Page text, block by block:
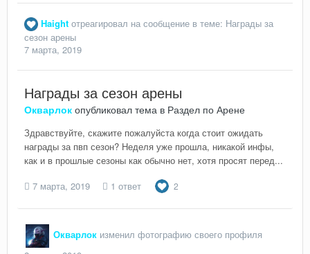
Haight отреагировал на сообщение в теме: Награды за
сезон арены
7 марта, 2019
Награды за сезон арены
Окварлок опубликовал тема в Раздел по Арене
Здравствуйте, скажите пожалуйста когда стоит ожидать
награды за пвп сезон? Неделя уже прошла, никакой инфы,
как и в прошлые сезоны как обычно нет, хотя просят перед...
7 марта, 2019
1 ответ 2
Окварлок изменил фотографию своего профиля